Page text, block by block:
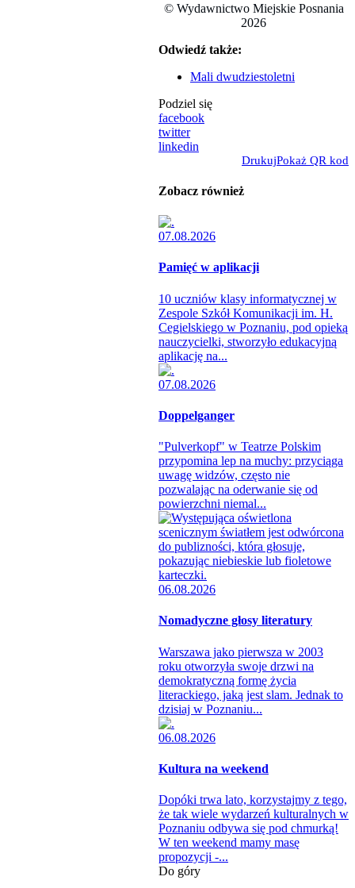
© Wydawnictwo Miejskie Posnania
2026
Odwiedź także:
Mali dwudziestoletni
Podziel się
facebook
twitter
linkedin
DrukujPokaż QR kod
Zobacz również
07.08.2026
Pamięć w aplikacji
10 uczniów klasy informatycznej w
Zespole Szkół Komunikacji im. H.
Cegielskiego w Poznaniu, pod opieką
nauczycielki, stworzyło edukacyjną
aplikację na...
07.08.2026
Doppelganger
"Pulverkopf" w Teatrze Polskim
przypomina lep na muchy: przyciąga
uwagę widzów, często nie
pozwalając na oderwanie się od
powierzchni niemal...
06.08.2026
Nomadyczne głosy literatury
Warszawa jako pierwsza w 2003
roku otworzyła swoje drzwi na
demokratyczną formę życia
literackiego, jaką jest slam. Jednak to
dzisiaj w Poznaniu...
06.08.2026
Kultura na weekend
Dopóki trwa lato, korzystajmy z tego,
że tak wiele wydarzeń kulturalnych w
Poznaniu odbywa się pod chmurką!
W ten weekend mamy masę
propozycji -...
Do góry